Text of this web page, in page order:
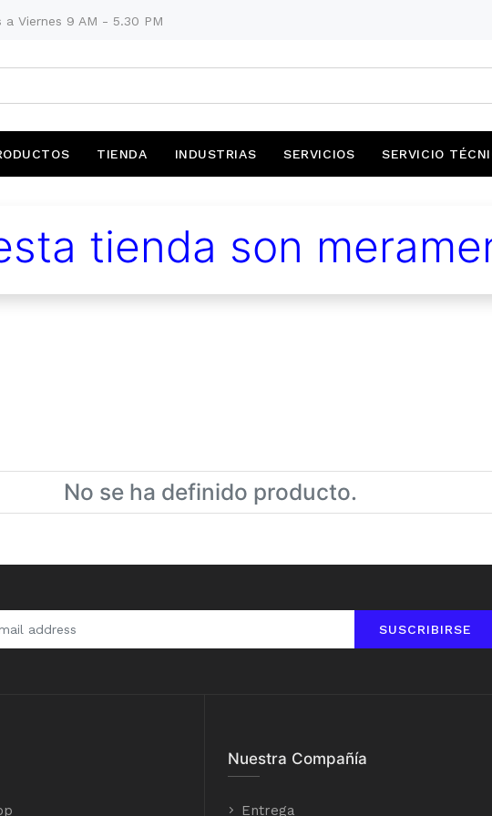
a Viernes 9 AM - 5.30 PM
TIENDA INDUSTRIAS SERVICIOS SERVICIO
tienda son
No se ha definido producto.
SUSCRIBIRSE
Nuestra Compañía
Entrega